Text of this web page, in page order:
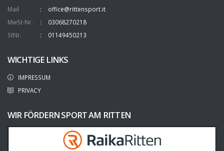
Mail
office@rittensport.it
MwSt-Nr.
03068270218
StNr.
01149450213
WICHTIGE LINKS
IMPRESSUM
PRIVACY
WIR FÖRDERN SPORT AM RITTEN